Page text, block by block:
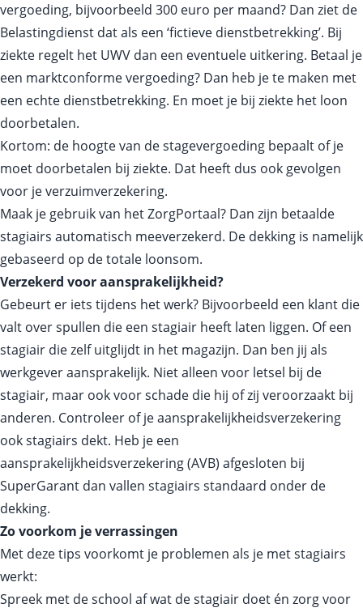
vergoeding, bijvoorbeeld 300 euro per maand? Dan ziet de
Belastingdienst dat als een ‘fictieve dienstbetrekking’. Bij
ziekte regelt het UWV dan een eventuele uitkering. Betaal je
een marktconforme vergoeding? Dan heb je te maken met
een echte dienstbetrekking. En moet je bij ziekte het loon
doorbetalen.
Kortom: de hoogte van de stagevergoeding bepaalt of je
moet doorbetalen bij ziekte. Dat heeft dus ook gevolgen
voor je verzuimverzekering.
Maak je gebruik van het ZorgPortaal? Dan zijn betaalde
stagiairs automatisch meeverzekerd. De dekking is namelijk
gebaseerd op de totale loonsom.
Verzekerd voor aansprakelijkheid?
Gebeurt er iets tijdens het werk? Bijvoorbeeld een klant die
valt over spullen die een stagiair heeft laten liggen. Of een
stagiair die zelf uitglijdt in het magazijn. Dan ben jij als
werkgever aansprakelijk. Niet alleen voor letsel bij de
stagiair, maar ook voor schade die hij of zij veroorzaakt bij
anderen. Controleer of je aansprakelijkheidsverzekering
ook stagiairs dekt. Heb je een
aansprakelijkheidsverzekering (AVB) afgesloten bij
SuperGarant dan vallen stagiairs standaard onder de
dekking.
Zo voorkom je verrassingen
Met deze tips voorkomt je problemen als je met stagiairs
werkt:
Spreek met de school af wat de stagiair doet én zorg voor